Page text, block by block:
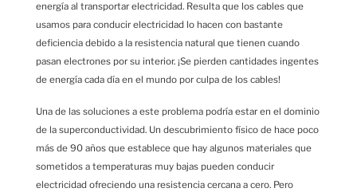
energía al transportar electricidad. Resulta que los cables que
usamos para conducir electricidad lo hacen con bastante
deficiencia debido a la resistencia natural que tienen cuando
pasan electrones por su interior. ¡Se pierden cantidades ingentes
de energía cada día en el mundo por culpa de los cables!
Una de las soluciones a este problema podría estar en el dominio
de la superconductividad. Un descubrimiento físico de hace poco
más de 90 años que establece que hay algunos materiales que
sometidos a temperaturas muy bajas pueden conducir
electricidad ofreciendo una resistencia cercana a cero. Pero